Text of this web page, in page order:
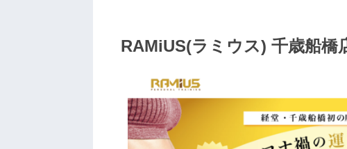
RAMiUS(ラミウス) 千歳船橋